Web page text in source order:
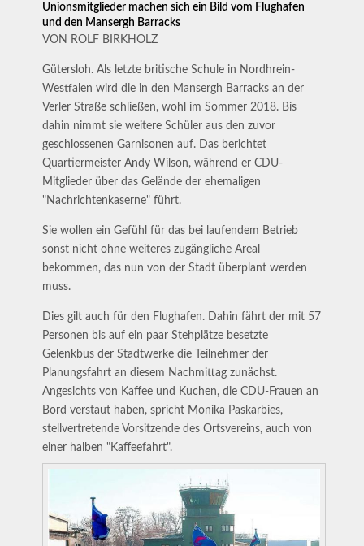
Unionsmitglieder machen sich ein Bild vom Flughafen
und den Mansergh Barracks
VON ROLF BIRKHOLZ
Gütersloh. Als letzte britische Schule in Nordhrein-
Westfalen wird die in den Mansergh Barracks an der
Verler Straße schließen, wohl im Sommer 2018. Bis
dahin nimmt sie weitere Schüler aus den zuvor
geschlossenen Garnisonen auf. Das berichtet
Quartiermeister Andy Wilson, während er CDU-
Mitglieder über das Gelände der ehemaligen
"Nachrichtenkaserne" führt.
Sie wollen ein Gefühl für das bei laufendem Betrieb
sonst nicht ohne weiteres zugängliche Areal
bekommen, das nun von der Stadt überplant werden
muss.
Dies gilt auch für den Flughafen. Dahin fährt der mit 57
Personen bis auf ein paar Stehplätze besetzte
Gelenkbus der Stadtwerke die Teilnehmer der
Planungsfahrt an diesem Nachmittag zunächst.
Angesichts von Kaffee und Kuchen, die CDU-Frauen an
Bord verstaut haben, spricht Monika Paskarbies,
stellvertretende Vorsitzende des Ortsvereins, auch von
einer halben "Kaffeefahrt".